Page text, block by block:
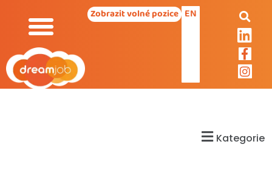
Zobrazit volné pozice EN
Kategorie